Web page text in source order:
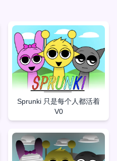
Sprunki 只是每个人都活着
V0